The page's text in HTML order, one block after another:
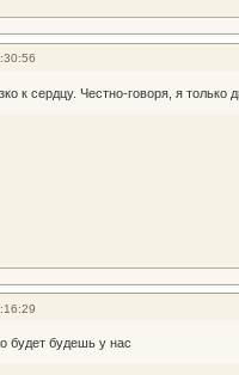
к сердцу. Честно-говоря, я
будет будешь у нас